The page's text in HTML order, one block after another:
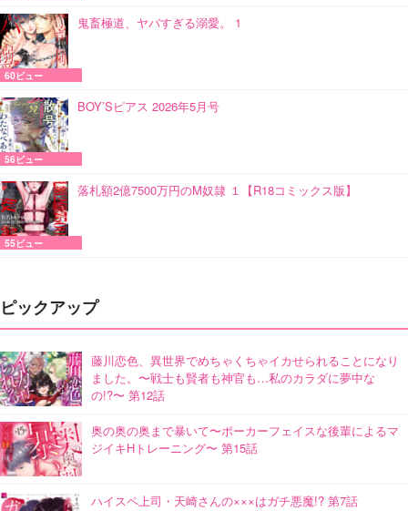
鬼畜極道、ヤバすぎる溺愛。 1
60ビュー
BOY’Sピアス 2026年5月号
56ビュー
落札額2億7500万円のM奴隷 １【R18コミックス版】
55ビュー
ピックアップ
藤川恋色、異世界でめちゃくちゃイカせられることになり
ました。〜戦士も賢者も神官も…私のカラダに夢中な
の!?〜 第12話
奥の奥の奥まで暴いて〜ポーカーフェイスな後輩によるマ
ジイキHトレーニング〜 第15話
ハイスペ上司・天崎さんの×××はガチ悪魔!? 第7話